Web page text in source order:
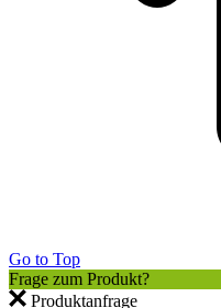
Go to Top
Frage zum Produkt?
Produktanfrage